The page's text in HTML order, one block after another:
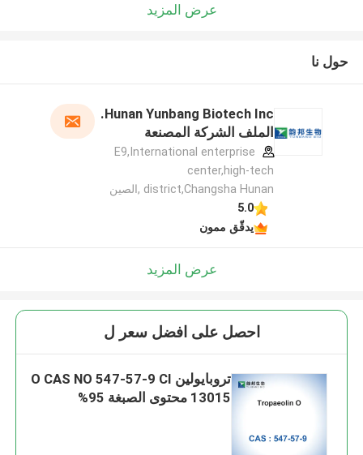
عرض المزيد
حول نا
Hunan Yunbang Biotech Inc.
الملف الشركة المصنعة
E9,International enterprise
center,high-tech
district,Changsha Hunan ,الصين
5.0
يدقّق ممون
عرض المزيد
احصل على افضل سعر ل
تروبايولين O CAS NO 547-57-9 CI
13015 محتوى الصبغة 95%